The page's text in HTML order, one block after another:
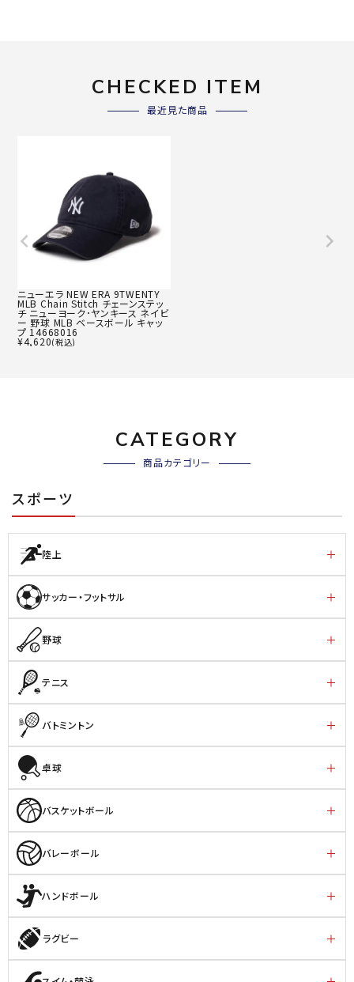
CHECKED ITEM
最近見た商品
ニューエラ NEW ERA 9TWENTY
MLB Chain Stitch チェーンステッ
チ ニューヨーク･ヤンキース ネイビ
ー 野球 MLB ベースボール キャッ
プ 14668016
¥4,620(税込)
CATEGORY
商品カテゴリー
スポーツ
陸上
サッカー・フットサル
野球
テニス
バトミントン
卓球
バスケットボール
バレーボール
ハンドボール
ラグビー